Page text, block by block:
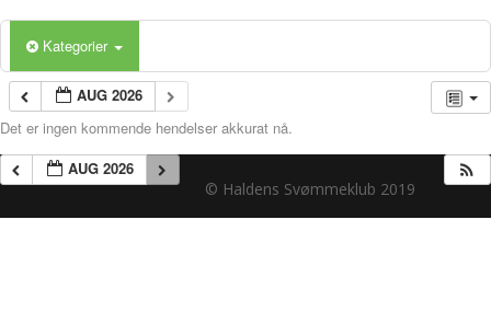
Kategorier
AUG 2026
Det er ingen kommende hendelser akkurat nå.
AUG 2026
© Haldens Svømmeklub 2019